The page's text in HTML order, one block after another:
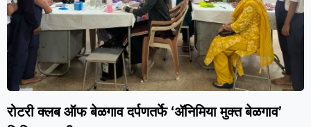
रोटरी क्लब ऑफ बेळगाव दर्पणतर्फे ‘ॲनिमिया मुक्त बेळगाव’